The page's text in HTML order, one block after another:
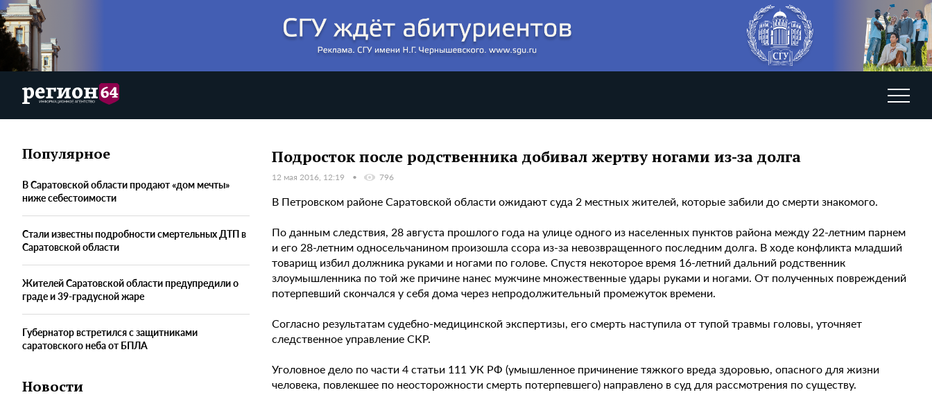
Популярное
В Саратовской области продают «дом мечты»
ниже себестоимости
Стали известны подробности смертельных ДТП в
Саратовской области
Жителей Саратовской области предупредили о
граде и 39-градусной жаре
Губернатор встретился с защитниками
саратовского неба от БПЛА
Новости
Подросток после родственника добивал жертву ногами из-за долга
12 мая 2016, 12:19 796
В Петровском районе Саратовской области ожидают суда 2 местных жителей, которые забили до смерти знакомого.
По данным следствия, 28 августа прошлого года на улице одного из населенных пунктов района между 22-летним парнем
и его 28-летним односельчанином произошла ссора из-за невозвращенного последним долга. В ходе конфликта младший
товарищ избил должника руками и ногами по голове. Спустя некоторое время 16-летний дальний родственник
злоумышленника по той же причине нанес мужчине множественные удары руками и ногами. От полученных повреждений
потерпевший скончался у себя дома через непродолжительный промежуток времени.
Согласно результатам судебно-медицинской экспертизы, его смерть наступила от тупой травмы головы, уточняет
следственное управление СКР.
Уголовное дело по части 4 статьи 111 УК РФ (умышленное причинение тяжкого вреда здоровью, опасного для жизни
человека, повлекшее по неосторожности смерть потерпевшего) направлено в суд для рассмотрения по существу.